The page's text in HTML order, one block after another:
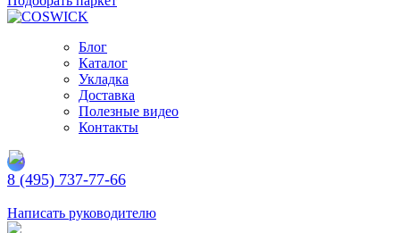
Блог
Каталог
Укладка
Доставка
Полезные видео
Контакты
8 (495) 737-77-66
Написать руководителю